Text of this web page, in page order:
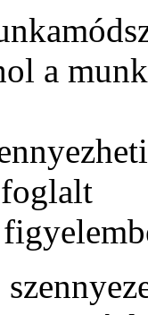
a